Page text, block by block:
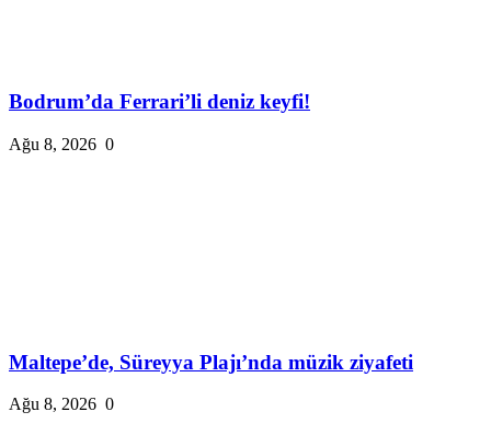
Bodrum’da Ferrari’li deniz keyfi!
Ağu 8, 2026 0
Maltepe’de, Süreyya Plajı’nda müzik ziyafeti
Ağu 8, 2026 0